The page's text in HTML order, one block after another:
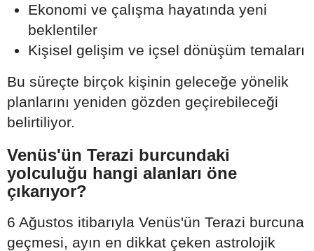
Ekonomi ve çalışma hayatında yeni
beklentiler
Kişisel gelişim ve içsel dönüşüm temaları
Bu süreçte birçok kişinin geleceğe yönelik
planlarını yeniden gözden geçirebileceği
belirtiliyor.
Venüs'ün Terazi burcundaki
yolculuğu hangi alanları öne
çıkarıyor?
6 Ağustos itibarıyla Venüs'ün Terazi burcuna
geçmesi, ayın en dikkat çeken astrolojik